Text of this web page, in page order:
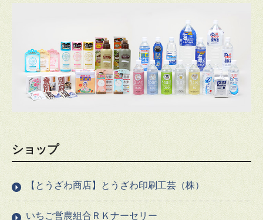
ショップ
【とうざわ商店】とうざわ印刷工芸（株）
いちご営農組合ＲＫナーセリー